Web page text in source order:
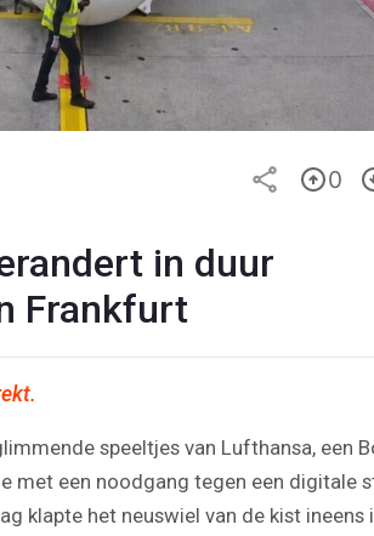
0
in duur
Frankfurt
speeltjes van Lufthansa, een
met een noodgang tegen een digitale
klapte het neuswiel van de kist ineens